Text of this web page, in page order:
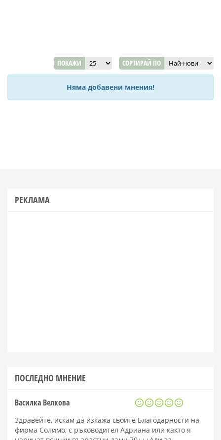
ПОКАЖИ СОРТИРАЙ ПО
Няма добавени мнения!
РЕКЛАМА
ПОСЛЕДНО МНЕНИЕ
Василка Велкова
Здравейте, искам да изкажа своите Благодарности на
фирма Солимо, с ръководител Адриана или както я